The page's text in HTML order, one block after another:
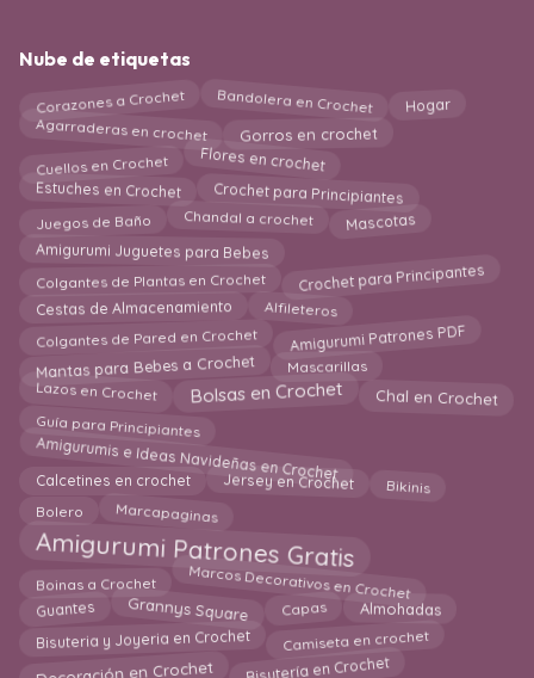
Nube de etiquetas
Corazones a Crochet Bandolera en Crochet Hogar
Agarraderas en crochet Gorros en crochet
Cuellos en Crochet Flores en crochet
Estuches en Crochet Crochet para Principiantes
Juegos de Baño Chandal a crochet Mascotas
Amigurumi Juguetes para Bebes
Colgantes de Plantas en Crochet Crochet para Principantes
Cestas de Almacenamiento Alfileteros
Colgantes de Pared en Crochet Amigurumi Patrones PDF
Mantas para Bebes a Crochet Mascarillas
Lazos en Crochet Bolsas en Crochet Chal en Crochet
Guía para Principiantes
Amigurumis e Ideas Navideñas en Crochet
Calcetines en crochet Jersey en Crochet Bikinis
Bolero Marcapaginas
Amigurumi Patrones Gratis
Boinas a Crochet Marcos Decorativos en Crochet
Guantes Grannys Square Capas Almohadas
Bisuteria y Joyeria en Crochet Camiseta en crochet
Decoración en Crochet